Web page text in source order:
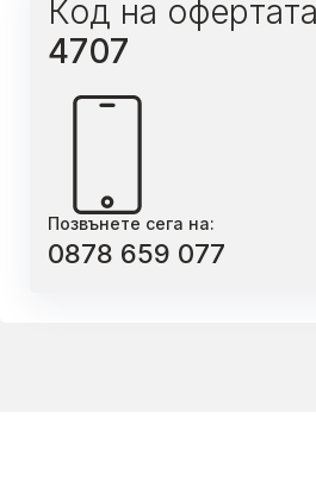
Код на офертата
4707
Позвънете сега на:
0878 659 077